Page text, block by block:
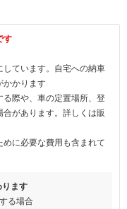
す
ています。自宅への納車
かかります
際や、車の定置場所、登
があります。詳しくは販
に必要な費用も含まれて
ります
る場合